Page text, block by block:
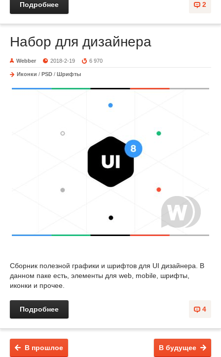
2
Подробнее
Набор для дизайнера
Webber 2018-2-19 6 970
Иконки / PSD / Шрифты
Сборник полезной графики и шрифтов для UI дизайнера. В
данном паке есть, элементы для web, mobile, шрифты,
иконки и прочее.
4
Подробнее
В будущее
В прошлое